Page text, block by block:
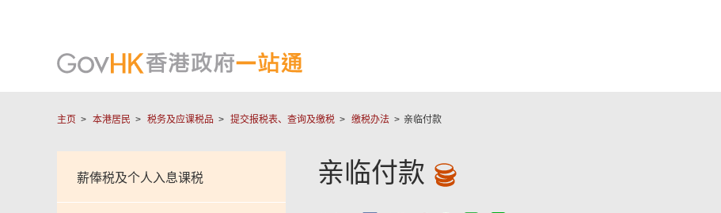
主页 本港居民 税务及应课税品 提交报税表、查询及缴税 缴税办法 亲临付款
薪俸税及个人入息课税 亲临付款